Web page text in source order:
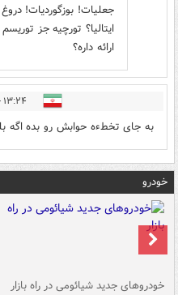
جعلیات! بوزگوردیات!
ایتالیا؟ تورچیه جز
ارائه داره؟
۱۳:۲۴ - ۱۳۹۷/۱۰/۳۰
به جای تخطءه حوابش رو بده اگه
خودرو
خودروهای جدید شیائومی در راه بازار